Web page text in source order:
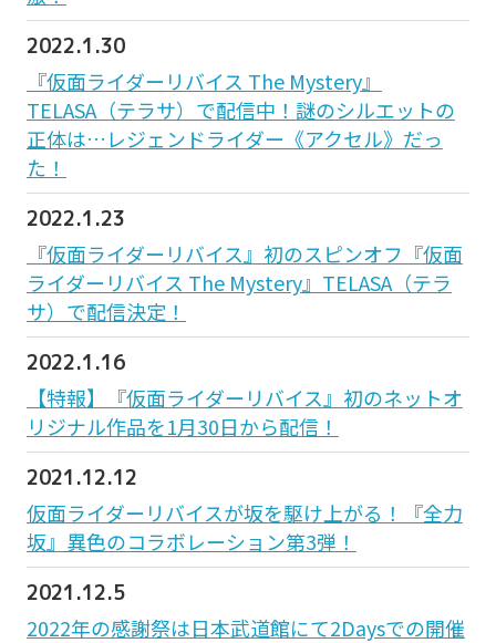
2022.1.30
『仮面ライダーリバイス The Mystery』
TELASA（テラサ）で配信中！謎のシルエットの
正体は…レジェンドライダー《アクセル》だっ
た！
2022.1.23
『仮面ライダーリバイス』初のスピンオフ『仮面
ライダーリバイス The Mystery』TELASA（テラ
サ）で配信決定！
2022.1.16
【特報】『仮面ライダーリバイス』初のネットオ
リジナル作品を1月30日から配信！
2021.12.12
仮面ライダーリバイスが坂を駆け上がる！『全力
坂』異色のコラボレーション第3弾！
2021.12.5
2022年の感謝祭は日本武道館にて2Daysでの開催